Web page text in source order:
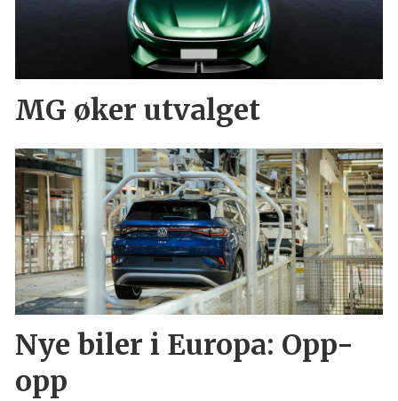
MG øker utvalget
Nye biler i Europa: Opp-
opp